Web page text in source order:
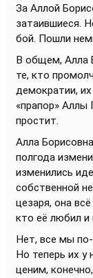
За Аллой
затаившиеся.
бой. Пошли
В общем, Алла
те, кто
демократии,
«прапор» Аллы
простит.
Алла
полгода
изменились
собственной
цезаря, она
кто её любил и
Нет, все мы
Но теперь их
ценим,